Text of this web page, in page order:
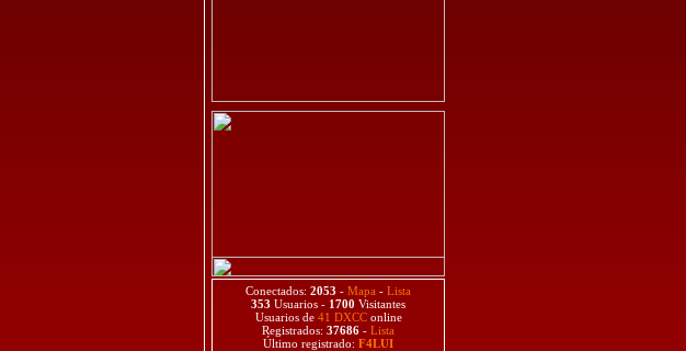
Conectados: 2053 - Mapa - Lista
353 Usuarios - 1700 Visitantes
Usuarios de 41 DXCConline
Registrados: 37686 - Lista
Último registrado: F4LUI